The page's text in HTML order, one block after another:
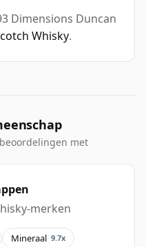
Dimensions Duncan
Whisky.
met
merken
Mineraal 9.7x